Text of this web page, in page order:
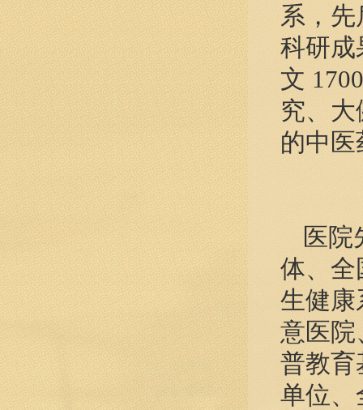
系，
科研成
文
究、
的中
医院
体、 全
生健康
意医院
普教育
单位、